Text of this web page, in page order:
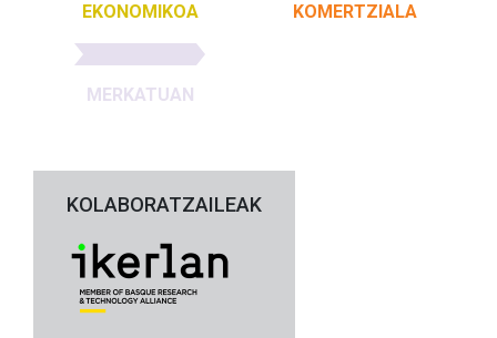
EKONOMIKOA KOMERTZIALA
MERKATUAN
KOLABORATZAILEAK